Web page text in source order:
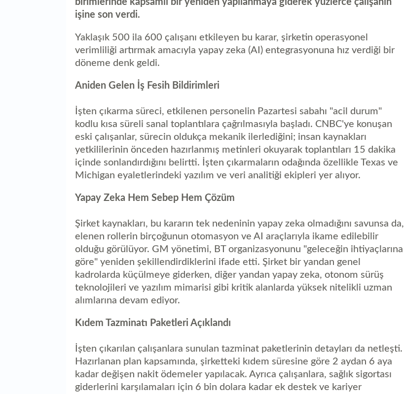
işine son verdi.
Yaklaşık 500 ila 600 çalışanı etkileyen bu karar, şirketin operasyonel
verimliliği artırmak amacıyla yapay zeka (AI) entegrasyonuna hız verdiği bir
döneme denk geldi.
Aniden Gelen İş Fesih Bildirimleri
İşten çıkarma süreci, etkilenen personelin Pazartesi sabahı "acil durum"
kodlu kısa süreli sanal toplantılara çağrılmasıyla başladı. CNBC'ye konuşan
eski çalışanlar, sürecin oldukça mekanik ilerlediğini; insan kaynakları
yetkililerinin önceden hazırlanmış metinleri okuyarak toplantıları 15 dakika
içinde sonlandırdığını belirtti. İşten çıkarmaların odağında özellikle Texas ve
Michigan eyaletlerindeki yazılım ve veri analitiği ekipleri yer alıyor.
Yapay Zeka Hem Sebep Hem Çözüm
Şirket kaynakları, bu kararın tek nedeninin yapay zeka olmadığını savunsa da,
elenen rollerin birçoğunun otomasyon ve AI araçlarıyla ikame edilebilir
olduğu görülüyor. GM yönetimi, BT organizasyonunu "geleceğin ihtiyaçlarına
göre" yeniden şekillendirdiklerini ifade etti. Şirket bir yandan genel
kadrolarda küçülmeye giderken, diğer yandan yapay zeka, otonom sürüş
teknolojileri ve yazılım mimarisi gibi kritik alanlarda yüksek nitelikli uzman
alımlarına devam ediyor.
Kıdem Tazminatı Paketleri Açıklandı
İşten çıkarılan çalışanlara sunulan tazminat paketlerinin detayları da netleşti.
Hazırlanan plan kapsamında, şirketteki kıdem süresine göre 2 aydan 6 aya
kadar değişen nakit ödemeler yapılacak. Ayrıca çalışanlara, sağlık sigortası
giderlerini karşılamaları için 6 bin dolara kadar ek destek ve kariyer